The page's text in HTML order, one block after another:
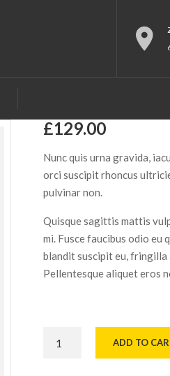
£129.00
Nunc quis urna gravida,
orci suscipit rhoncus
pulvinar non.
Quisque sagittis mattis
mi. Fusce faucibus odio eu
blandit suscipit eu, fringilla
Pellentesque aliquet eros
ADD TO